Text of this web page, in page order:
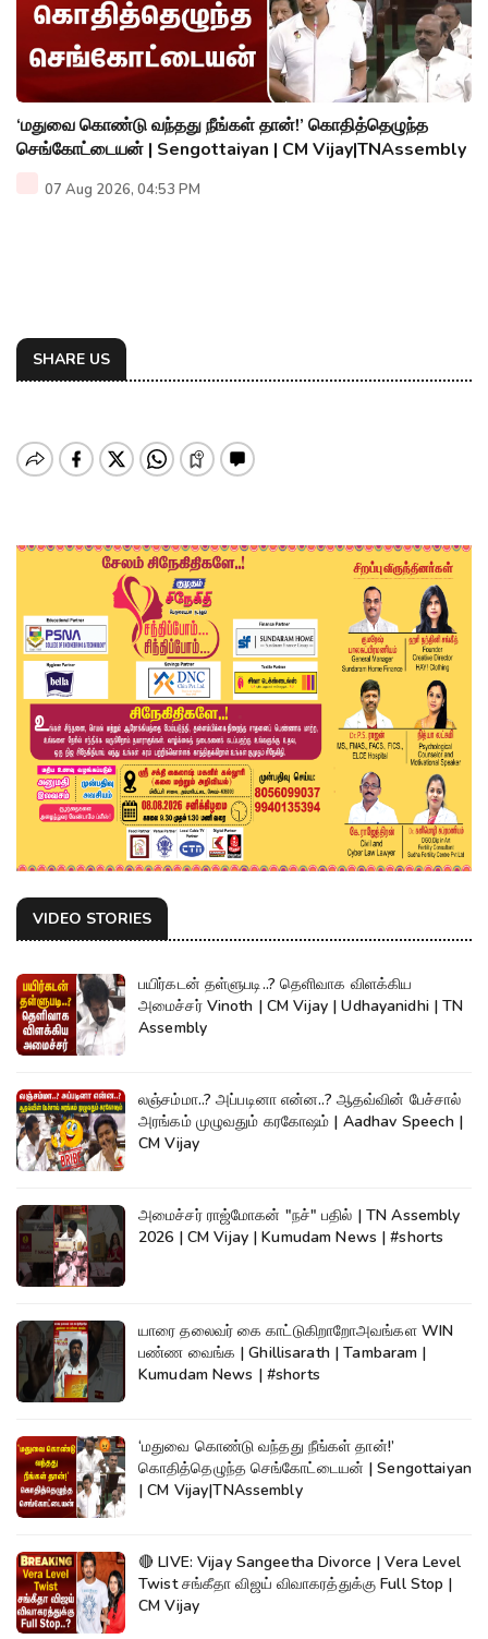
‘மதுவை கொண்டு வந்தது நீங்கள் தான்!’ கொதித்தெழுந்த
செங்கோட்டையன் | Sengottaiyan | CM Vijay|TNAssembly
07 Aug 2026, 04:53 PM
SHARE US
VIDEO STORIES
பயிர்கடன் தள்ளுபடி..? தெளிவாக விளக்கிய
அமைச்சர் Vinoth | CM Vijay | Udhayanidhi | TN
Assembly
லஞ்சம்மா..? அப்படினா என்ன..? ஆதவ்வின் பேச்சால்
அரங்கம் முழுவதும் கரகோஷம் | Aadhav Speech |
CM Vijay
அமைச்சர் ராஜ்மோகன் "நச்" பதில் | TN Assembly
2026 | CM Vijay | Kumudam News | #shorts
யாரை தலைவர் கை காட்டுகிறாறோஅவங்கள WIN
பண்ண வைங்க | Ghillisarath | Tambaram |
Kumudam News | #shorts
‘மதுவை கொண்டு வந்தது நீங்கள் தான்!’
கொதித்தெழுந்த செங்கோட்டையன் | Sengottaiyan
| CM Vijay|TNAssembly
🔴 LIVE: Vijay Sangeetha Divorce | Vera Level
Twist சங்கீதா விஜய் விவாகரத்துக்கு Full Stop |
CM Vijay